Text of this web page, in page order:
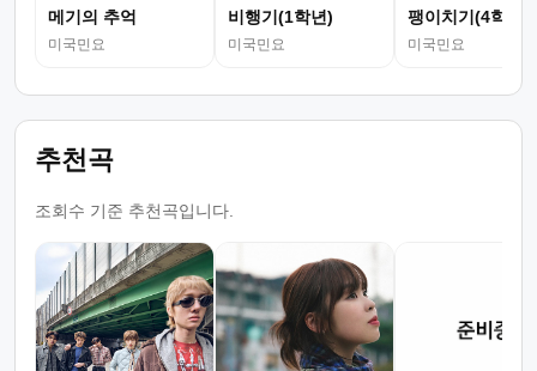
메기의 추억
미국민요
비행기(1학년)
미국민요
팽이치기(4학년)
미국민요
추천곡
조회수 기준 추천곡입니다.